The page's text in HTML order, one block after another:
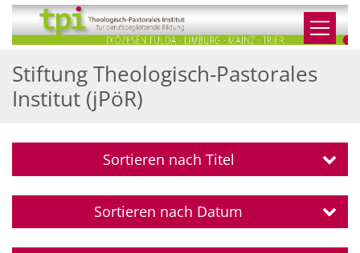
Zum Inhalt springen
Stiftung Theologisch-Pastorales
Institut (jPöR)
Sortieren nach Titel
Sortieren nach Datum